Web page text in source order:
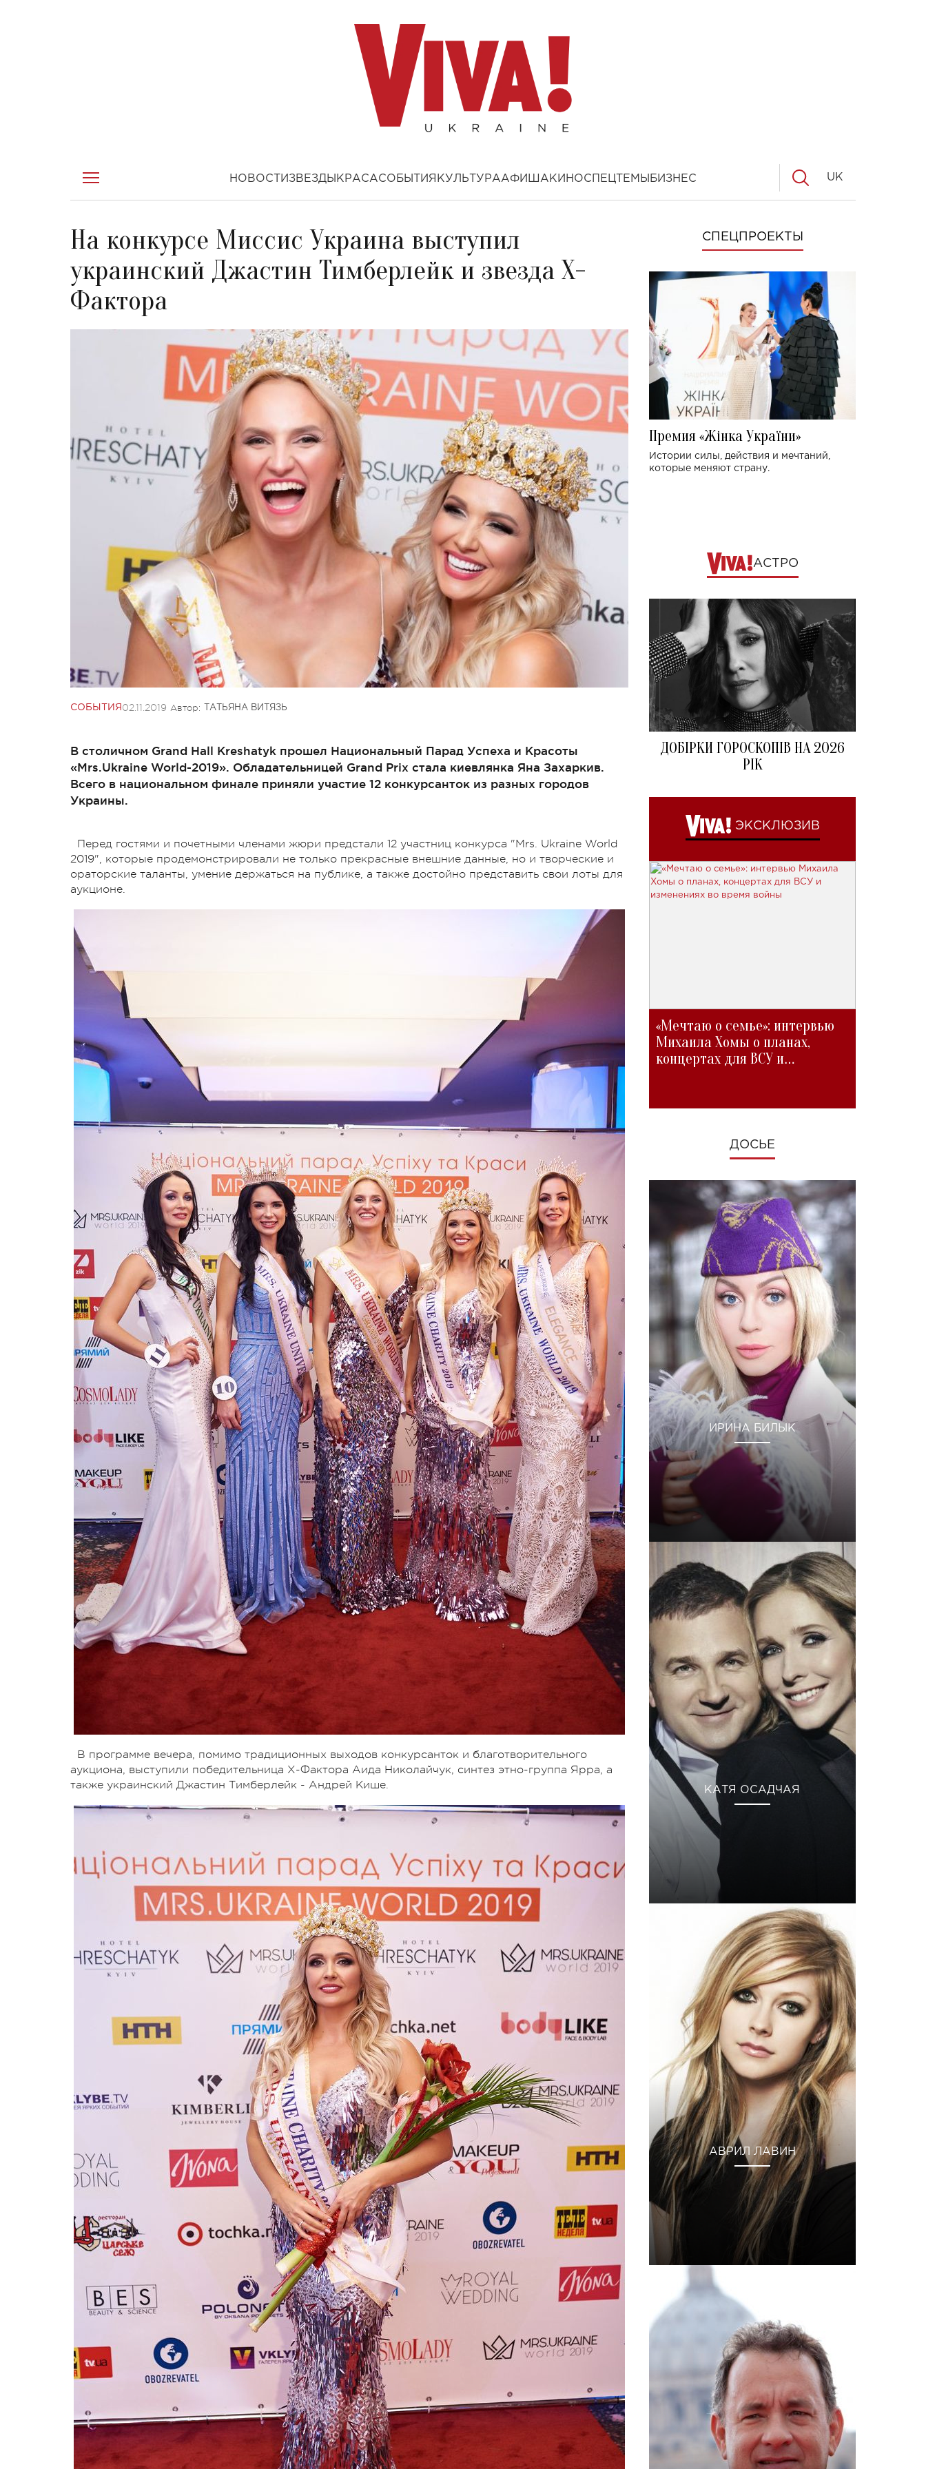
НОВОСТИ ЗВЕЗДЫ КРАСАСОБЫТИЯ КУЛЬТУРААФИША КИНОСПЕЦТЕМЫ БИЗНЕС UK
На конкурсе Миссис Украина выступил
украинский Джастин Тимберлейк и звезда Х-
Фактора
СОБЫТИЯ 02.11.2019 Автор: ТАТЬЯНА ВИТЯЗЬ
В столичном Grand Hall Kreshatyk прошел Национальный Парад Успеха и Красоты
«Mrs.Ukraine World-2019». Обладательницей Grand Prix стала киевлянка Яна Захаркив.
Всего в национальном финале приняли участие 12 конкурсанток из разных городов
Украины.
Перед гостями и почетными членами жюри предстали 12 участниц конкурса "Mrs. Ukraine World
2019", которые продемонстрировали не только прекрасные внешние данные, но и творческие и
ораторские таланты, умение держаться на публике, а также достойно представить свои лоты для
аукционе.
В программе вечера, помимо традиционных выходов конкурсанток и благотворительного
аукциона, выступили победительница Х-Фактора Аида Николайчук, синтез этно-группа Ярра, а
также украинский Джастин Тимберлейк - Андрей Кише.
СПЕЦПРОЕКТЫ
Премия «Жінка України»
Истории силы, действия и мечтаний,
которые меняют страну.
АСТРО
ДОБІРКИ ГОРОСКОПІВ НА 2026
РІК
ЭКСКЛЮЗИВ
«Мечтаю о семье»: интервью
Михаила Хомы о планах,
концертах для ВСУ и
ДОСЬЕ
ИРИНА БИЛЫК
КАТЯ ОСАДЧАЯ
АВРИЛ ЛАВИН